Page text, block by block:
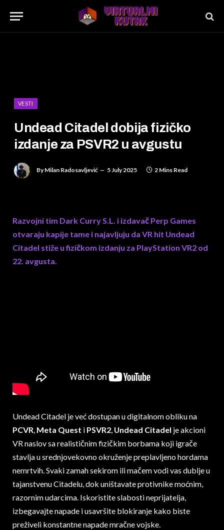
VESTI
Undead Citadel dobija fizičko
izdanje za PSVR2 u avgustu
By Milan Radosavljević 5 July 2025 2 Mins Read
Razvojni tim Dark Curry S.L. i izdavač Perp Games
otvaraju kapije tame i najavljuju da VR hit Undead
Citadel stiže u fizičkom izdanju za PlayStation VR2 od
22. avgusta.
Undead Citadel je već dostupan u digitalnom obliku na
PCVR, Meta Quest i PSVR2, Undead Citadel je akcioni
VR naslov sa realističnim fizičkim borbama koji igrače
stavlja u srednjovekovno okruženje preplavljeno hordama
nemrtvih. Svaki zamah sekirom ili mačem vodi vas dublje u
tajanstvenu Citadelu, dok uništavate protivnike moćnim,
razornim udarcima. Iskoristite slabosti neprijatelja,
izbegavajte napade i usavršite blokiranje kako biste
preživeli konstantne napade mračne vojske.